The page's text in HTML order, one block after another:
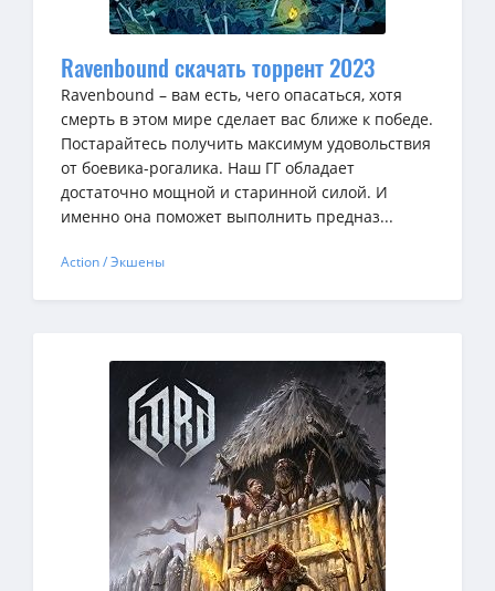
Ravenbound скачать торрент 2023
Ravenbound – вам есть, чего опасаться, хотя
смерть в этом мире сделает вас ближе к победе.
Постарайтесь получить максимум удовольствия
от боевика-рогалика. Наш ГГ обладает
достаточно мощной и старинной силой. И
именно она поможет выполнить предназ...
Action / Экшены